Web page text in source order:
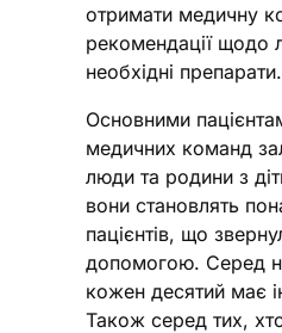
отримати медичну
рекомендації щодо
необхідні препарати.
Основними
медичних команд
люди та родини з
вони становлять
пацієнтів, що
допомогою. Серед
кожен десятий має
Також серед тих,